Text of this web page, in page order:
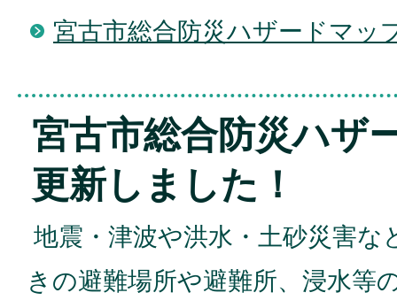
宮古市総合防災ハザードマッ
宮古市総合防災ハザ
更新しました！
地震・津波や洪水・土砂災害な
きの避難場所や避難所、浸水等